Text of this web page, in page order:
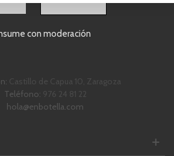
Castillo de Capua 10, Zaragoza
Teléfono: 976 24 81 22
hola@enbotella.com
con moderación